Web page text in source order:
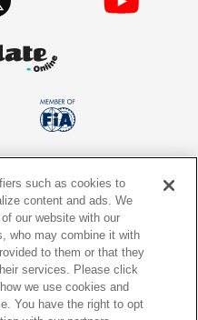
個人情報の取り扱いについて
ソーシャルメディア利用規約
情報提供終了のお知らせ
such as cookies to
content and ads. We
our website with our
who may combine it with
to them or that they
services. Please click
we use cookies and
You have the right to opt